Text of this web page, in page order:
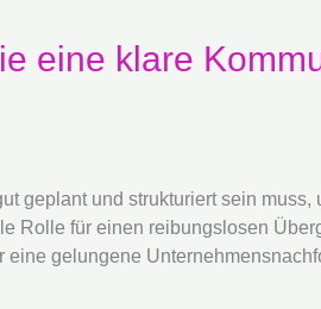
eine klare
geplant und strukturiert sein
Rolle für einen reibungslosen
gelungene